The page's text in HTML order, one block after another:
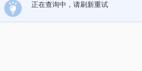
正在查询中，请刷新重试